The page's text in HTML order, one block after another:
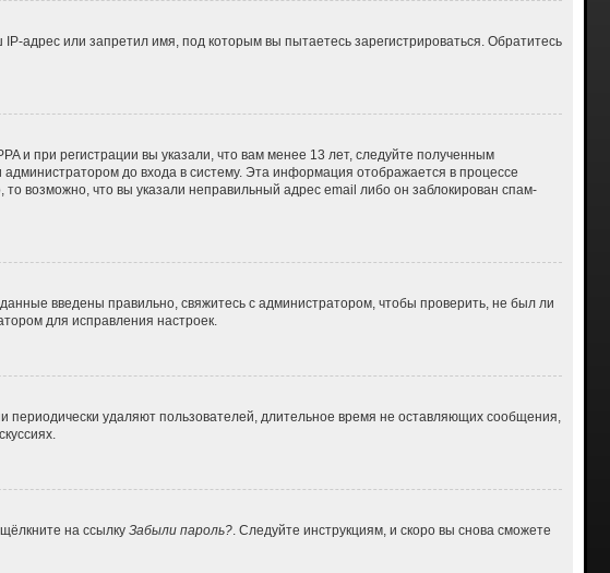
адрес или запретил имя, под которым вы пытаетесь зарегистрироваться. Обратитесь
и при регистрации вы указали, что вам менее 13 лет, следуйте полученным
до входа в систему. Эта информация отображается в процессе
возможно, что вы указали неправильный адрес email либо он заблокирован спам-
введены правильно, свяжитесь с администратором, чтобы проверить, не был ли
для исправления настроек.
удаляют пользователей, длительное время не оставляющих сообщения,
на ссылку Забыли пароль?. Следуйте инструкциям, и скоро вы снова сможете